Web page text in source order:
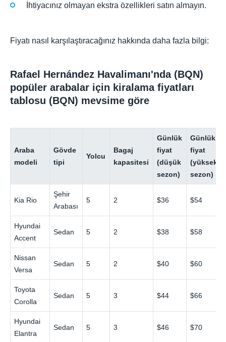
İhtiyacınız olmayan ekstra özellikleri satın almayın.
Fiyatı nasıl karşılaştıracağınız hakkında daha fazla bilgi:
Rafael Hernández Havalimanı'nda (BQN)
popüler arabalar için kiralama fiyatları
tablosu (BQN) mevsime göre
Araba
modeli
Gövde
tipi
Yolcu
Bagaj
kapasitesi
Günlük
fiyat
(düşük
sezon)
Günlük
fiyat
(yüksek
sezon)
Kia Rio
Şehir
Arabası
5 2 $36 $54
Hyundai
Accent
Sedan 5 2 $38 $58
Nissan
Versa
Sedan 5 2 $40 $60
Toyota
Corolla
Sedan 5 3 $44 $66
Hyundai
Elantra
Sedan 5 3 $46 $70